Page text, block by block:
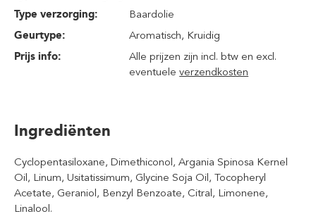
Type verzorging:
Baardolie
Geurtype:
Aromatisch, Kruidig
Prijs info:
Alle prijzen zijn incl. btw en excl.
eventueleverzendkosten
Ingrediënten
Cyclopentasiloxane, Dimethiconol, Argania Spinosa Kernel
Oil, Linum, Usitatissimum, Glycine Soja Oil, Tocopheryl
Acetate, Geraniol, Benzyl Benzoate, Citral, Limonene,
Linalool.